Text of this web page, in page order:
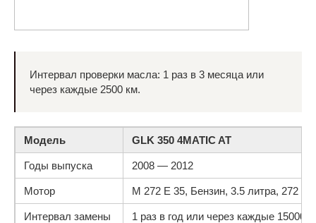
Интервал проверки масла: 1 раз в 3 месяца или
через каждые 2500 км.
Модель GLK 350 4MATIC AT
Годы выпуска 2008 — 2012
Мотор M 272 E 35, Бензин, 3.5 литра, 272
Интервал замены 1 раз в год или через каждые 15000